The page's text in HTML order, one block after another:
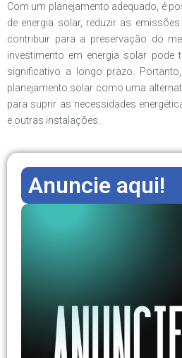
Com um planejamento adequado, é
de energia solar, reduzir as
contribuir para a preservação do
investimento em energia solar pode
significativo a longo prazo.
planejamento solar como uma
para suprir as necessidades
e outras instalações.
Anuncie aqui!